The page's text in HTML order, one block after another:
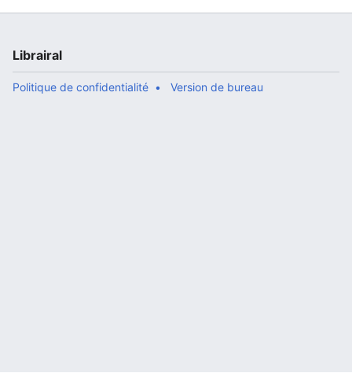
Librairal
Politique de confidentialité Version de bureau